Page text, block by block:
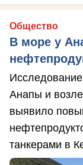
Общество
В море у
Анапы и
выявило
танкерами в